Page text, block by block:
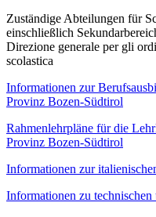
Zuständige Abteilungen für
einschließlich
Direzione generale per gli
scolastica
Informationen zur
Provinz Bozen-Südtirol
Rahmenlehrpläne für die
Provinz Bozen-Südtirol
Informationen zur
Informationen zu